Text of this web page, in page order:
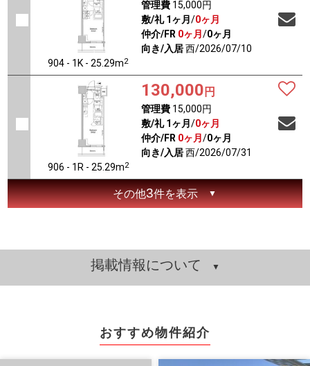
904 - 1K - 25.29m2
管理費15,000円
敷/礼 1ヶ月 /0ヶ月
仲介/FR 0ヶ月 /0ヶ月
向き/入居西/2026/07/10
906 - 1R - 25.29m2
130,000 円
管理費15,000円
敷/礼 1ヶ月 /0ヶ月
仲介/FR 0ヶ月 /0ヶ月
向き/入居西/2026/07/31
その他3件を表示
掲載情報について
おすすめ物件紹介